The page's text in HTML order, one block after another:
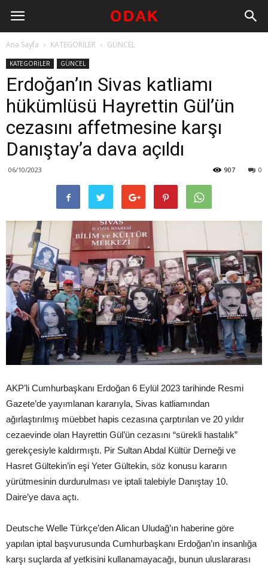
Ana Sayfa KATEGORİLER GÜNCEL
KATEGORİLER GÜNCEL
Erdoğan’ın Sivas katliamı
hükümlüsü Hayrettin Gül’ün
cezasını affetmesine karşı
Danıştay’a dava açıldı
06/10/2023 0
907
AKP’li Cumhurbaşkanı Erdoğan 6 Eylül 2023 tarihinde Resmi
Gazete’de yayımlanan kararıyla, Sivas katliamından
ağırlaştırılmış müebbet hapis cezasına çarptırılan ve 20 yıldır
cezaevinde olan Hayrettin Gül’ün cezasını “sürekli hastalık”
gerekçesiyle kaldırmıştı. Pir Sultan Abdal Kültür Derneği ve
Hasret Gültekin’in eşi Yeter Gültekin, söz konusu kararın
yürütmesinin durdurulması ve iptali talebiyle Danıştay 10.
Daire’ye dava açtı.
Deutsche Welle Türkçe’den Alican Uludağ’ın haberine göre
yapılan iptal başvurusunda Cumhurbaşkanı Erdoğan’ın insanlığa
karşı suçlarda af yetkisini kullanamayacağı, bunun uluslararası